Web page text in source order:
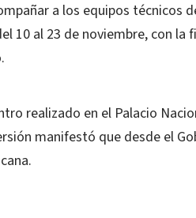
a los equipos técnicos
10 al 23 de noviembre, con
realizado en el Palacio
manifestó que desde el